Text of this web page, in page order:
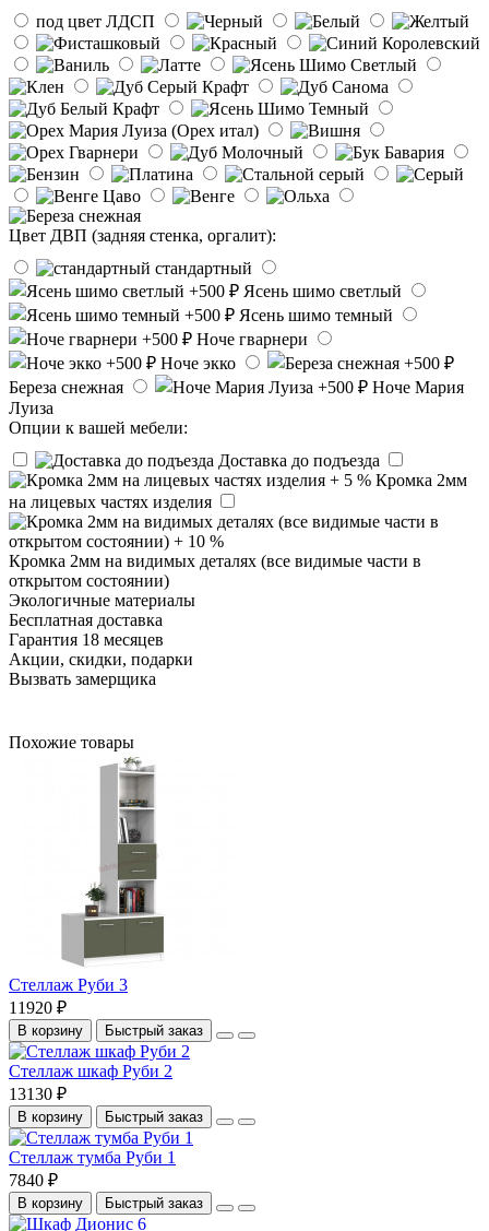
под цвет ЛДСП
Цвет ДВП (задняя стенка, оргалит):
стандартный
Ясень шимо светлый
Ясень шимо темный
Ноче гварнери
Ноче экко
Береза снежная
Ноче Мария
Луиза
Опции к вашей мебели:
Доставка до подъезда
Кромка 2мм
на лицевых частях изделия
Кромка 2мм на видимых деталях (все видимые части в
открытом состоянии)
Экологичные материалы
Бесплатная доставка
Гарантия 18 месяцев
Акции, скидки, подарки
Вызвать замерщика
Похожие товары
Стеллаж Руби 3
11920 ₽
В корзину Быстрый заказ
Стеллаж шкаф Руби 2
13130 ₽
В корзину Быстрый заказ
Стеллаж тумба Руби 1
7840 ₽
В корзину Быстрый заказ